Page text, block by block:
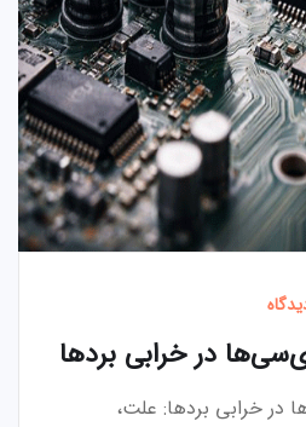
در خرابی بردها
خرابی بردها: علت،